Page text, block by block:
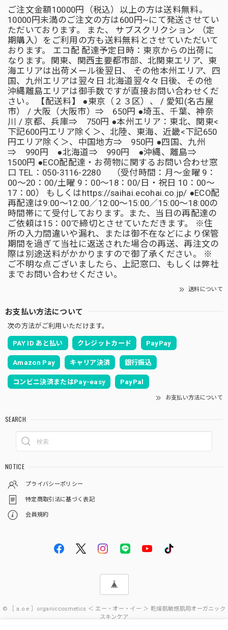
ご注文金額10000円（税込）以上の方は送料無料。
10000円未満のご注文の方は600円~にて発送させてい
ただいております。 また、 サブスクリクション （定
期購入）をご利用の方も送料無料とさせていただいて
おります。 エコ配 配達予定日時：東京からの出荷に
なります。関東、関西主要都市部、北関東エリア、東
海エリアは出荷メール後翌日、 その他本州エリア、四
国、九州エリアは翌々日 北海道翌々々日後、その他
沖縄離島エリアは御手数ですが直接お問い合わせくだ
さい。 【配送料】 ●東京（２３区）、 / 愛知(名古屋
市） / 大阪（大阪市）⇒ 650円 ●埼玉、千葉、神奈
川 / 京都、兵庫⇒ 750円 ●本州エリア：東北、関東<
下記600円エリア除く＞、北陸、東海、近畿<下記650
円エリア除く＞、中国地方⇒ 950円 ●四国、九州
⇒ 990円 ●北海道⇒ 990円 ●沖縄、離島⇒
1500円 ●ECO配配達・お荷物に関するお問い合わせ窓
口 TEL：050-3116-2280 （受付時間：月～金曜 9：
00～20：00/土曜 9：00～18：00/日・祝日 10：00～
17：00） もしくはhttps://saihai.ecohai.co.jp/ ●ECO配
再配達は9:00～12:00／12:00～15:00／15:00～18:00の
時間帯にて受付しております。また、当日の再配達の
ご依頼は15：00で締切とさせていただきます。 ※住
所の入力間違いや漏れ、または御不在などにより保管
期間を過ぎて当社に返送された場合の再送、再注文の
際は別途送料がかかりますので御了承ください。 ※
ご不明な点ございましたら、上記窓口、もしくは弊社
までお問い合わせください。
送料について
お支払い方法について
次の方法がご利用いただけます。
PAY ID あと払い クレジットカード PayPay
Amazon Pay キャリア決済 銀行振込
コンビニ決済またはPay-easy PayPal
お支払い方法について
SEARCH
NOTICE
プライバシーポリシー
特定商取引法に基づく表記
会員規約
© ［ a.o.e ］organiccosmetics ＜ エー・オー・イー ＞ 乾燥肌敏感肌用オーガニック
スキンケア